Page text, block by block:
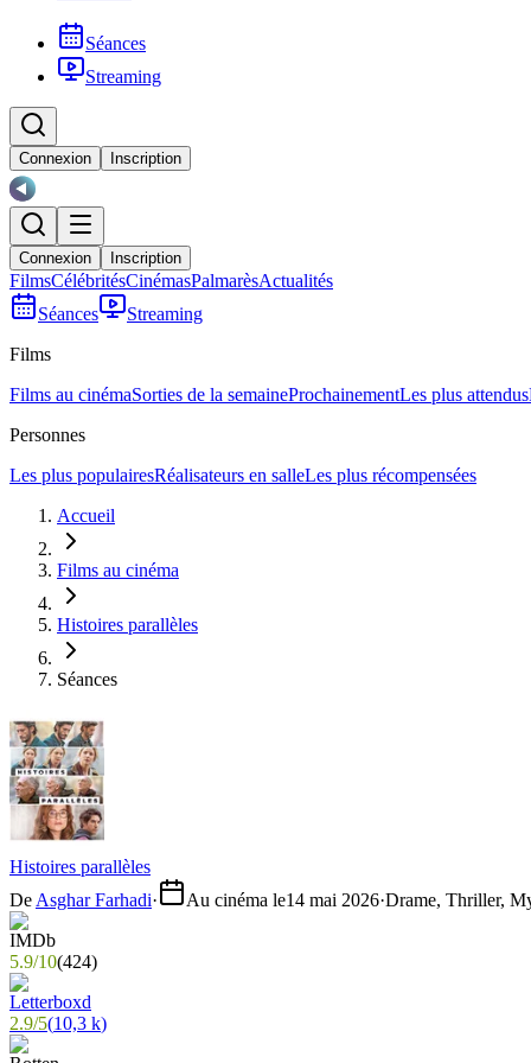
Séances
Streaming
Connexion Inscription
Connexion Inscription
FilmsCélébritésCinémasPalmarèsActualités
Séances
Streaming
Films
Films au cinémaSorties de la semaineProchainementLes plus attendus
Personnes
Les plus populairesRéalisateurs en salleLes plus récompensées
Accueil
Films au cinéma
Histoires parallèles
Séances
Histoires parallèles
De Asghar Farhadi· Au cinéma le14 mai 2026·Drame, Thriller,
5.9/10(424)
2.9/5(10,3 k)